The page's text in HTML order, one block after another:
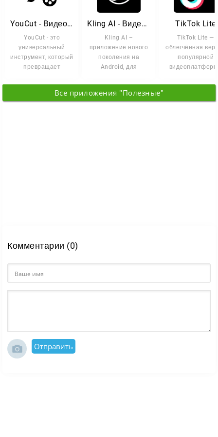
YouCut - Видеоредактор
YouCut - это
универсальный
инструмент, который
превращает
удовольствие.
Kling AI - Видео с ИИ
Kling AI –
приложение нового
поколения на
Android, для
медиаконтента на
базе ИИ. Эта
TikTok Lite
TikTok Lite —
облегчённая
популярной
небольшим
Все приложения "Полезные"
Комментарии (0)
Отправить